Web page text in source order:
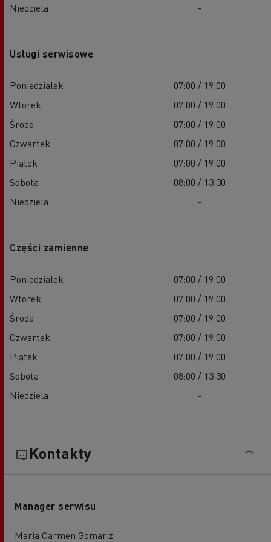
Niedziela
-
Usługi serwisowe
Poniedziałek
07:00 / 19:00
Wtorek
07:00 / 19:00
Środa
07:00 / 19:00
Czwartek
07:00 / 19:00
Piątek
07:00 / 19:00
Sobota
08:00 / 13:30
Niedziela
-
Części zamienne
Poniedziałek
07:00 / 19:00
Wtorek
07:00 / 19:00
Środa
07:00 / 19:00
Czwartek
07:00 / 19:00
Piątek
07:00 / 19:00
Sobota
08:00 / 13:30
Niedziela
-
Kontakty
Manager serwisu
Maria Carmen Gomariz